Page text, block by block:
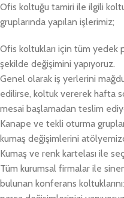
Ofis koltuğu tamiri ile ilgili
gruplarında yapılan işlerimiz;
Ofis koltukları için tüm yedek
şekilde değişimini yapıyoruz.
Genel olarak iş yerlerini
edilirse, koltuk vererek hafta
mesai başlamadan teslim
Kanape ve tekli oturma
kumaş değişimlerini
Kumaş ve renk kartelası ile
Tüm kurumsal firmalar ile
bulunan konferans